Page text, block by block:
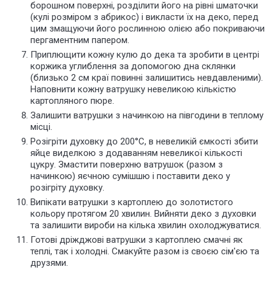
борошном поверхні, розділити його на рівні шматочки
(кулі розміром з абрикос) і викласти їх на деко, перед
цим змащуючи його рослинною олією або покриваючи
пергаментним папером.
Приплющити кожну кулю до дека та зробити в центрі
коржика углиблення за допомогою дна склянки
(близько 2 см краї повинні залишитись невдавленими).
Наповнити кожну ватрушку невеликою кількістю
картопляного пюре.
Залишити ватрушки з начинкою на півгодини в теплому
місці.
Розігріти духовку до 200°С, в невеликій ємкості збити
яйце виделкою з додаванням невеликої кількості
цукру. Змастити поверхню ватрушок (разом з
начинкою) яєчною сумішшю і поставити деко у
розігріту духовку.
Випікати ватрушки з картоплею до золотистого
кольору протягом 20 хвилин. Вийняти деко з духовки
та залишити вироби на кілька хвилин охолоджуватися.
Готові дріжджові ватрушки з картоплею смачні як
теплі, так і холодні. Смакуйте разом із своєю сім'єю та
друзями.